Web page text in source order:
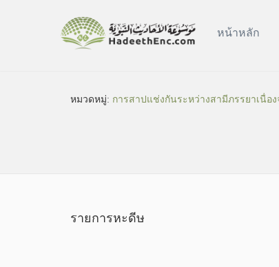
หน้าหลัก
หมวดหมู่​: การสาปแช่งกันระหว่างสามีภรรยาเนื่อ
รายการหะดีษ